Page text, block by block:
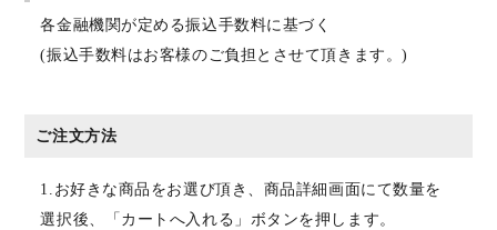
各金融機関が定める振込手数料に基づく
(振込手数料はお客様のご負担とさせて頂きます。)
ご注文方法
1.お好きな商品をお選び頂き、商品詳細画面にて数量を
選択後、「カートへ入れる」ボタンを押します。